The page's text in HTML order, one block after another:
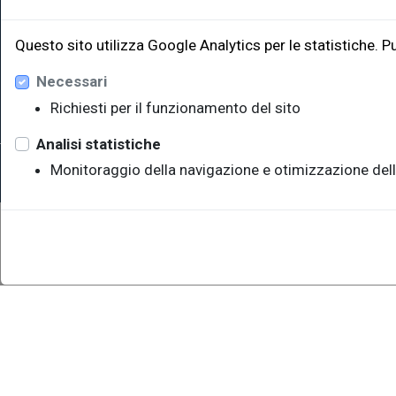
Sede legale: Università degli Studi di Trieste - Piazzale
P.IVA 00211830328 - C.F. 80013890324 - P.E.C.:
Questo sito utilizza Google Analytics per le statistiche.
Necessari
Richiesti per il funzionamento del sito
Analisi statistiche
Monitoraggio della navigazione e otimizzazione